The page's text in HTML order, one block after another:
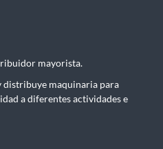
mayorista.
distribuye maquinaria para
a diferentes actividades e